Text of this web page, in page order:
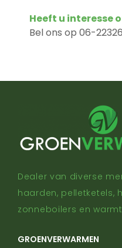
Heeft u interesse
Bel ons op 06-
Dealer van diverse
haarden, pelletketels,
zonneboilers en
GROENVERWARMEN